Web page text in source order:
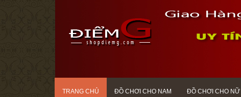
TRANG CHỦ ĐỒ CHƠI CHO NAM ĐỒ CHƠI CHO NỮ